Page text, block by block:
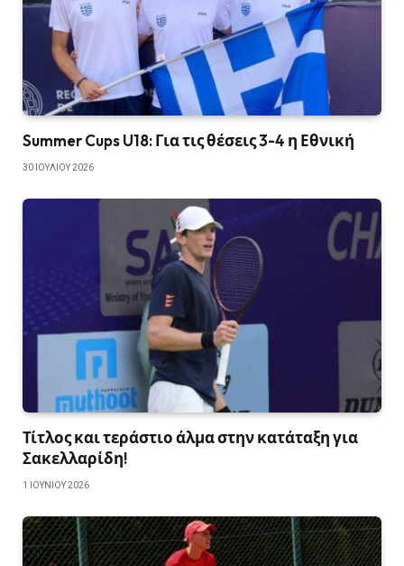
Summer Cups U18: Για τις θέσεις 3-4 η Εθνική
30 ΙΟΥΛΊΟΥ 2026
Τίτλος και τεράστιο άλμα στην κατάταξη για
Σακελλαρίδη!
1 ΙΟΥΝΊΟΥ 2026